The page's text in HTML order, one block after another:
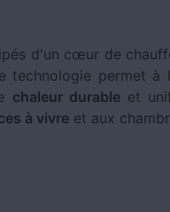
d'un cœur de
technologie permet à
chaleur durableet
à vivre et aux